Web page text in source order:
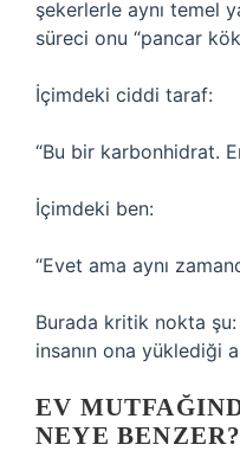
şekerlerle aynı temel
süreci onu “pancar
İçimdeki ciddi taraf:
“Bu bir karbonhidrat.
İçimdeki ben:
“Evet ama aynı
Burada kritik nokta
insanın ona yüklediği
EV
NEYE BENZER?